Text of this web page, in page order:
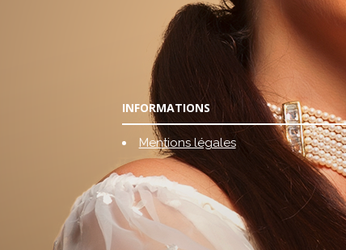
INFORMATIONS
Mentions légales